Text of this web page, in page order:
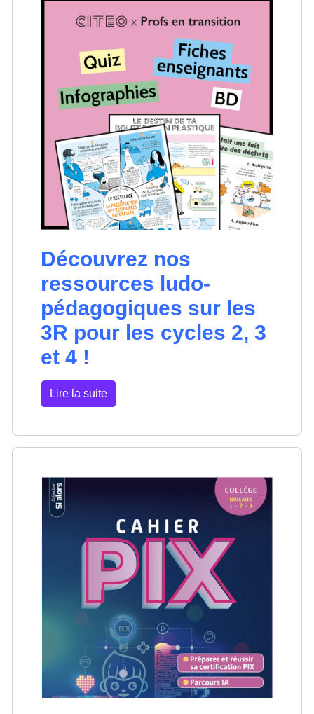
Découvrez nos
ressources ludo-
pédagogiques sur les
3R pour les cycles 2, 3
et 4 !
Lire la suite